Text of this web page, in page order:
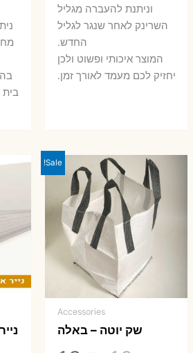
וניתנת להעברה מגליל
השרינק לאחר שנגר לגליל
החדש.
המוצר איכותי ופשוט ולכן
יחזיק לכם מעמד לאורך זמן.
Sale!
Accessories
שק יוטה – באלה נייר